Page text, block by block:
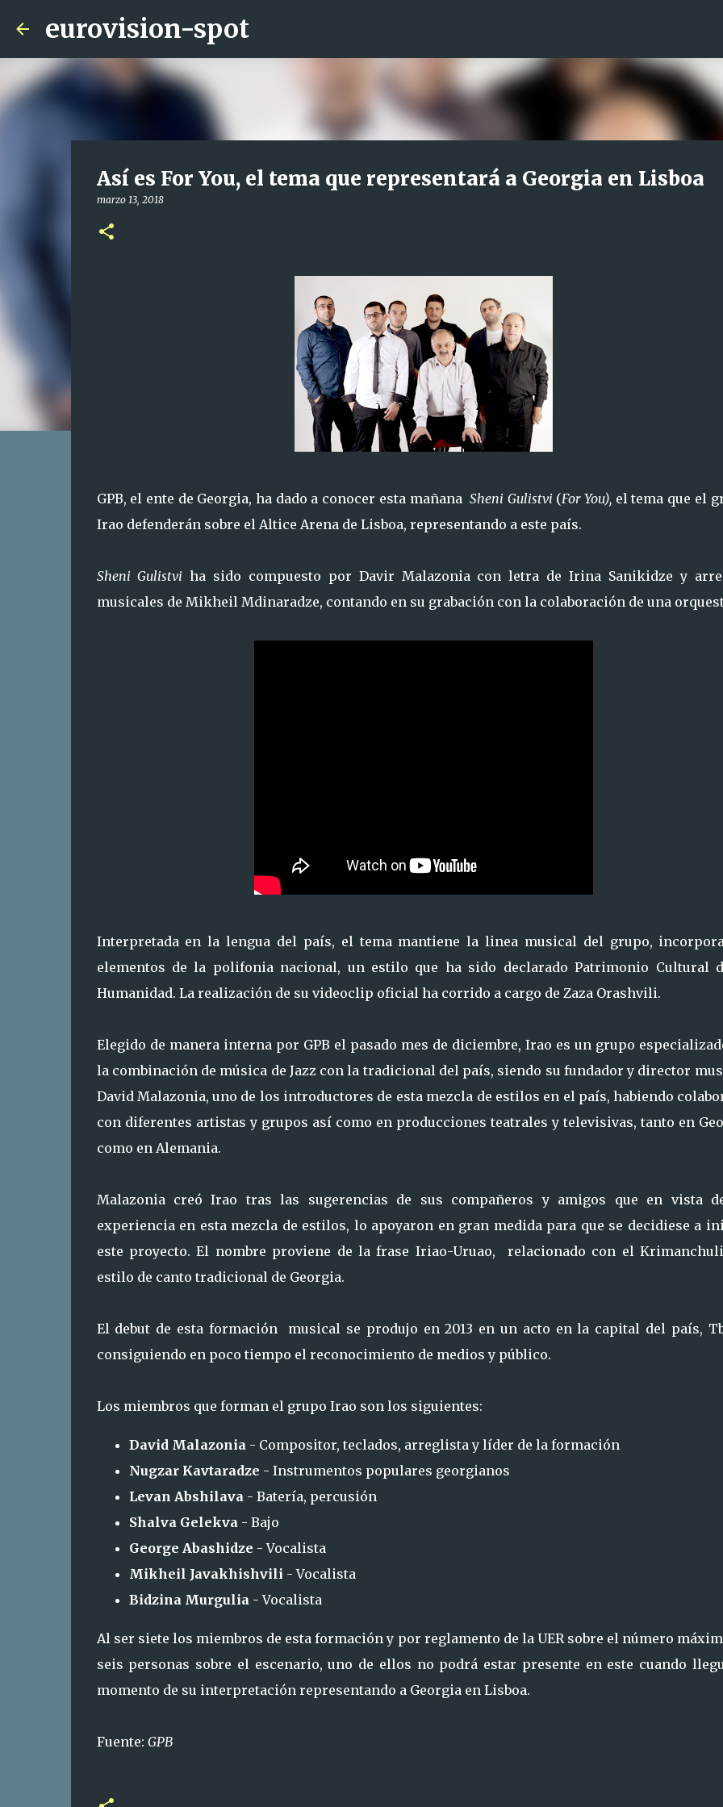
eurovision-spot
Así es For You, el tema que representará a Georgia en Lisboa
marzo 13, 2018
GPB, el ente de Georgia, ha dado a conocer esta mañana Sheni Gulistvi (For You), el tema que el
Irao defenderán sobre el Altice Arena de Lisboa, representando a este país.
Sheni Gulistvi ha sido compuesto por Davir Malazonia con letra de Irina Sanikidze y
musicales de Mikheil Mdinaradze, contando en su grabación con la colaboración de una
Interpretada en la lengua del país, el tema mantiene la linea musical del grupo,
elementos de la polifonia nacional, un estilo que ha sido declarado Patrimonio Cultural
Humanidad. La realización de su videoclip oficial ha corrido a cargo de Zaza Orashvili.
Elegido de manera interna por GPB el pasado mes de diciembre, Irao es un grupo
la combinación de música de Jazz con la tradicional del país, siendo su fundador y director
David Malazonia, uno de los introductores de esta mezcla de estilos en el país, habiendo
con diferentes artistas y grupos así como en producciones teatrales y televisivas, tanto en
como en Alemania.
Malazonia creó Irao tras las sugerencias de sus compañeros y amigos que en vista
experiencia en esta mezcla de estilos, lo apoyaron en gran medida para que se decidiese a
este proyecto. El nombre proviene de la frase Iriao-Uruao, relacionado con el
estilo de canto tradicional de Georgia.
El debut de esta formación musical se produjo en 2013 en un acto en la capital del país,
consiguiendo en poco tiempo el reconocimiento de medios y público.
Los miembros que forman el grupo Irao son los siguientes:
David Malazonia- Compositor, teclados, arreglista y líder de la formación
Nugzar Kavtaradze - Instrumentos populares georgianos
Levan Abshilava- Batería, percusión
Shalva Gelekva- Bajo
George Abashidze - Vocalista
Mikheil Javakhishvili - Vocalista
Bidzina Murgulia- Vocalista
Al ser siete los miembros de esta formación y por reglamento de la UER sobre el número
seis personas sobre el escenario, uno de ellos no podrá estar presente en este cuando
momento de su interpretación representando a Georgia en Lisboa.
Fuente: GPB